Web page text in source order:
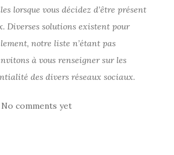
lorsque vous décidez d’être présent
Diverses solutions existent pour
notre liste n’étant pas
à vous renseigner sur les
des divers réseaux sociaux.
No comments yet